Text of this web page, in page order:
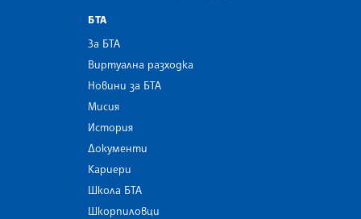
БТА
За БТА
Виртуална разходка
Новини за БТА
Мисия
История
Документи
Кариери
Школа БТА
Шкорпиловци